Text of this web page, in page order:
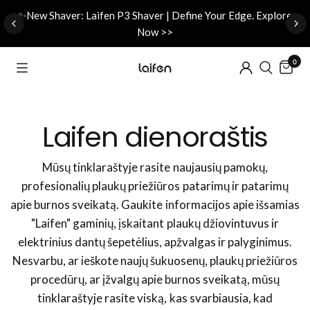
✨New Shaver: Laifen P3 Shaver | Define Your Edge. Explore
Now >>
0
Laifen dienoraštis
Mūsų tinklaraštyje rasite naujausių pamokų,
profesionalių plaukų priežiūros patarimų ir patarimų
apie burnos sveikatą. Gaukite informacijos apie išsamias
"Laifen" gaminių, įskaitant plaukų džiovintuvus ir
elektrinius dantų šepetėlius, apžvalgas ir palyginimus.
Nesvarbu, ar ieškote naujų šukuosenų, plaukų priežiūros
procedūrų, ar įžvalgų apie burnos sveikatą, mūsų
tinklaraštyje rasite viską, kas svarbiausia, kad